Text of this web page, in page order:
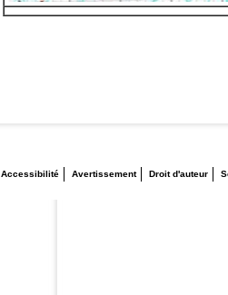
Accessibilité Avertissement Droit d'auteur